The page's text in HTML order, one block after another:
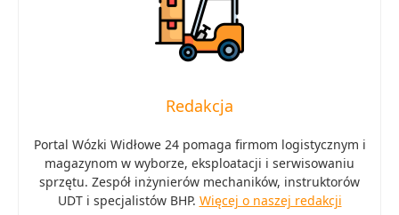
Redakcja
Portal Wózki Widłowe 24 pomaga firmom logistycznym i
magazynom w wyborze, eksploatacji i serwisowaniu
sprzętu. Zespół inżynierów mechaników, instruktorów
UDT i specjalistów BHP. Więcej o naszej redakcji